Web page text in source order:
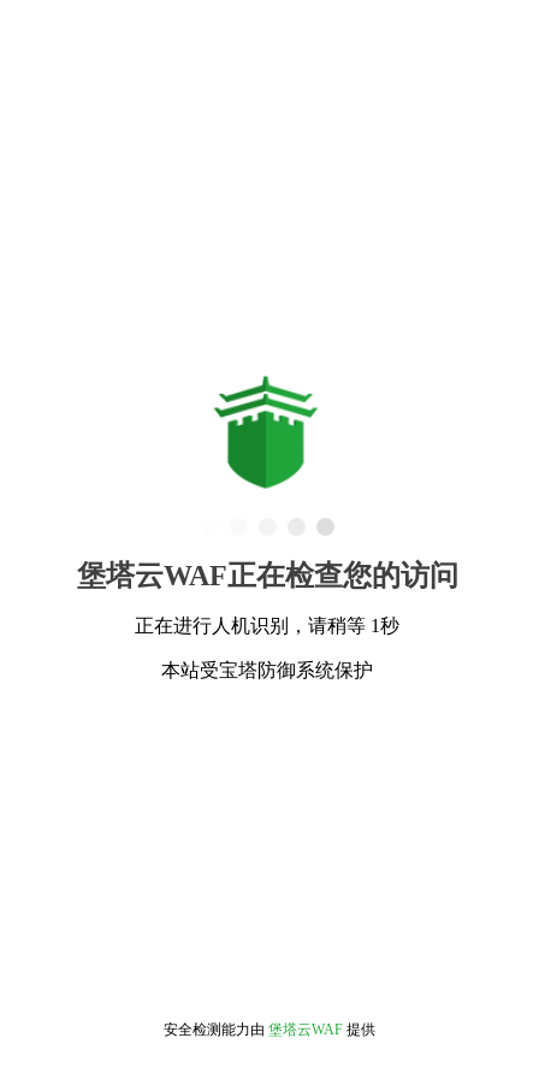
堡塔云WAF正在检查您的访问
正在进行人机识别，请稍等 1秒
本站受宝塔防御系统保护
安全检测能力由 堡塔云WAF 提供